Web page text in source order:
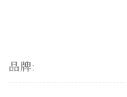
品牌: